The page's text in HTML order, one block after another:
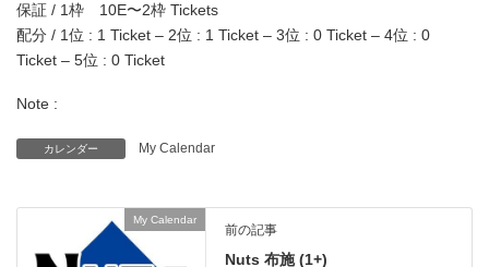
保証 / 1枠 10E〜2枠 Tickets
配分 / 1位 : 1 Ticket – 2位 : 1 Ticket – 3位 : 0 Ticket – 4位 : 0
Ticket – 5位 : 0 Ticket
Note :
カレンダー My Calendar
My Calendar
前の記事
Nuts 布施 (1+)